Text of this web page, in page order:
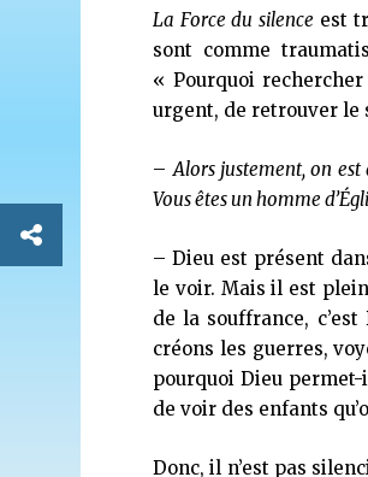
La Force du silence est
sont comme
« Pourquoi
urgent, de retrouver le
–Alors justement, on
Vous êtes un homme
– Dieu est présent
le voir. Mais il est
de la souffrance,
créons les guerres,
pourquoi Dieu permet-
de voir des enfants
Donc, il n’est pas